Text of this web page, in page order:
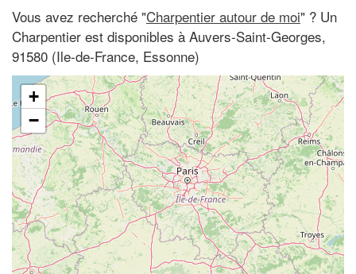
Vous avez recherché "Charpentier autour de moi" ? Un
Charpentier est disponibles à Auvers-Saint-Georges,
91580 (Ile-de-France, Essonne)
+
−